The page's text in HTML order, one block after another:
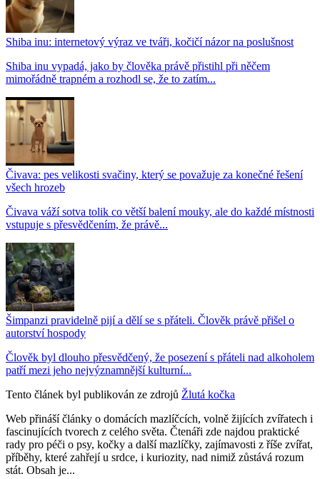
Shiba inu: internetový výraz ve tváři, kočičí názor na poslušnost
Shiba inu vypadá, jako by člověka právě přistihl při něčem
mimořádně trapném a rozhodl se, že to zatím...
Čivava: pes velikosti svačiny, který se považuje za konečné řešení
všech hrozeb
Čivava váží sotva tolik co větší balení mouky, ale do každé místnosti
vstupuje s přesvědčením, že právě...
Šimpanzi pravidelně pijí a dělí se s přáteli. Člověk právě přišel o
autorství hospody
Člověk byl dlouho přesvědčený, že posezení s přáteli nad alkoholem
patří mezi jeho nejvýznamnější kulturní...
Tento článek byl publikován ze zdrojů Žlutá kočka
Web přináší články o domácích mazlíčcích, volně žijících zvířatech i
fascinujících tvorech z celého světa. Čtenáři zde najdou praktické
rady pro péči o psy, kočky a další mazlíčky, zajímavosti z říše zvířat,
příběhy, které zahřejí u srdce, i kuriozity, nad nimiž zůstává rozum
stát. Obsah je...